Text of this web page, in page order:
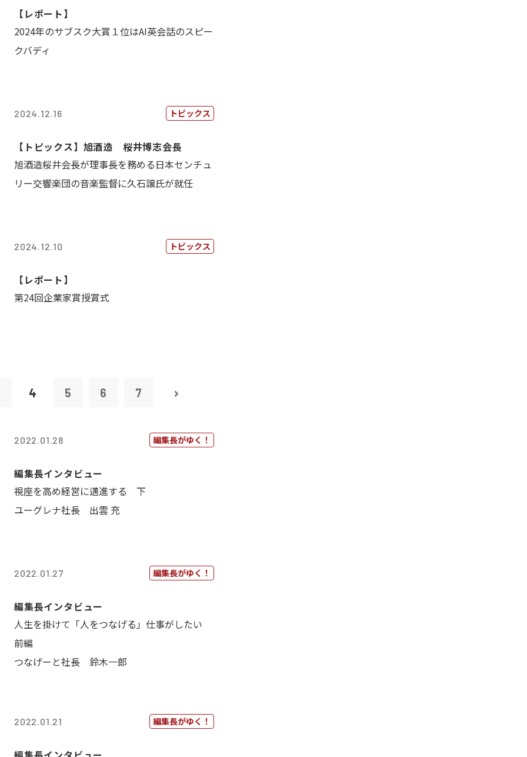
【レポート】
2024年のサブスク大賞１位はAI英会話のスピー
クバディ
2024.12.16 トピックス
【トピックス】旭酒造 桜井博志会長
旭酒造桜井会長が理事長を務める日本センチュ
リー交響楽団の音楽監督に久石譲氏が就任
2024.12.10 トピックス
【レポート】
第24回企業家賞授賞式
4 5 6 7
2022.01.28 編集長がゆく！
編集長インタビュー
視座を高め経営に邁進する 下
ユーグレナ社長 出雲 充
2022.01.27 編集長がゆく！
編集長インタビュー
人生を掛けて「人をつなげる」仕事がしたい
前編
つなげーと社長 鈴木一郎
2022.01.21 編集長がゆく！